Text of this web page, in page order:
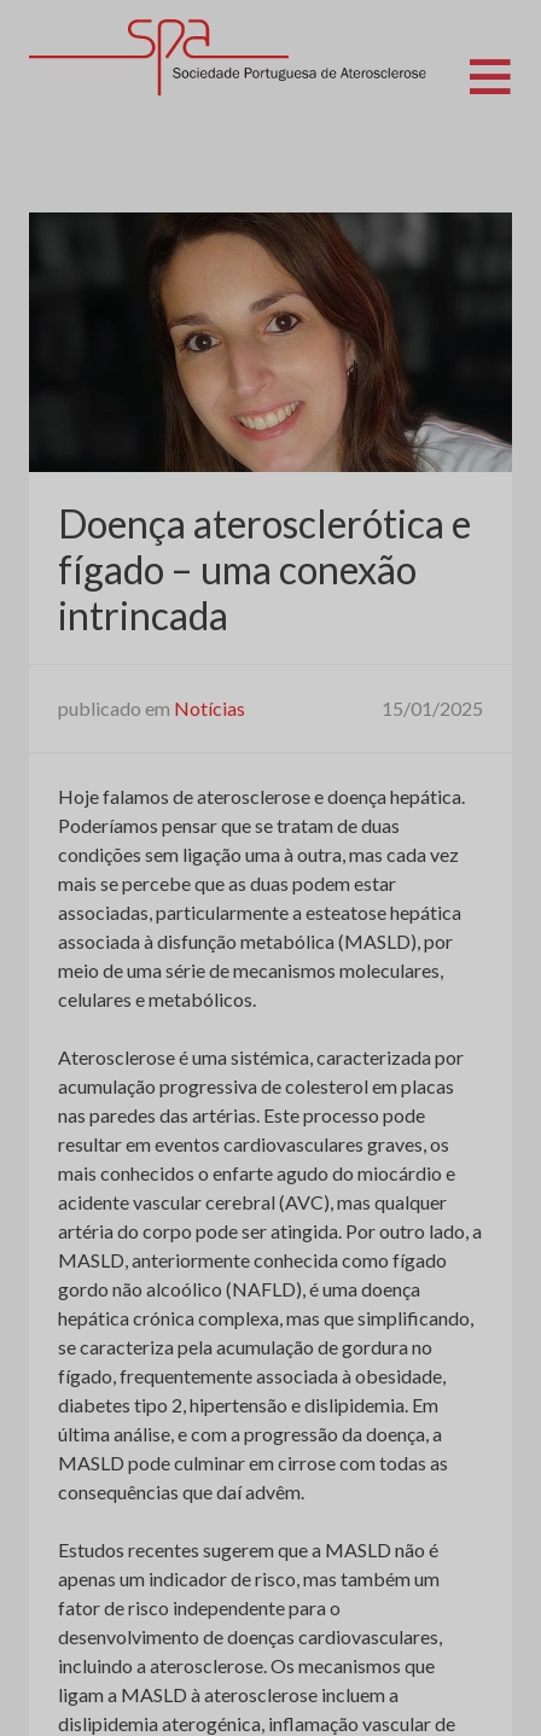
Doença aterosclerótica e
fígado – uma conexão
intrincada
publicado em Notícias 15/01/2025
Hoje falamos de aterosclerose e doença hepática.
Poderíamos pensar que se tratam de duas
condições sem ligação uma à outra, mas cada vez
mais se percebe que as duas podem estar
associadas, particularmente a esteatose hepática
associada à disfunção metabólica (MASLD), por
meio de uma série de mecanismos moleculares,
celulares e metabólicos.
Aterosclerose é uma sistémica, caracterizada por
acumulação progressiva de colesterol em placas
nas paredes das artérias. Este processo pode
resultar em eventos cardiovasculares graves, os
mais conhecidos o enfarte agudo do miocárdio e
acidente vascular cerebral (AVC), mas qualquer
artéria do corpo pode ser atingida. Por outro lado, a
MASLD, anteriormente conhecida como fígado
gordo não alcoólico (NAFLD), é uma doença
hepática crónica complexa, mas que simplificando,
se caracteriza pela acumulação de gordura no
fígado, frequentemente associada à obesidade,
diabetes tipo 2, hipertensão e dislipidemia. Em
última análise, e com a progressão da doença, a
MASLD pode culminar em cirrose com todas as
consequências que daí advêm.
Estudos recentes sugerem que a MASLD não é
apenas um indicador de risco, mas também um
fator de risco independente para o
desenvolvimento de doenças cardiovasculares,
incluindo a aterosclerose. Os mecanismos que
ligam a MASLD à aterosclerose incluem a
dislipidemia aterogénica, inflamação vascular de